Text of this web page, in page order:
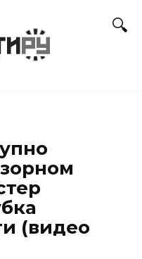
(видео